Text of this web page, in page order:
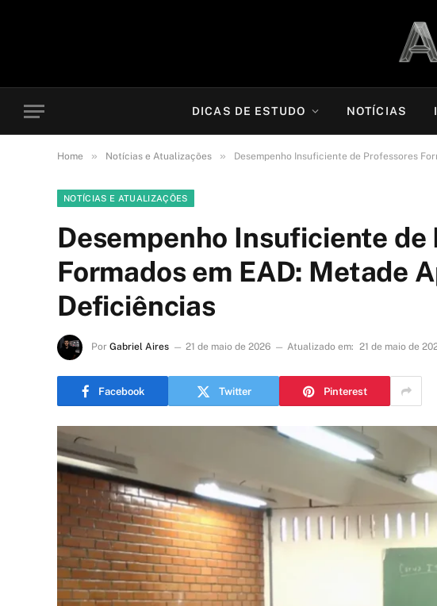
DICAS DE ESTUDO NOTÍCIAS
Home » Notícias e Atualizações » Desempenho Insuficiente de Professores
NOTÍCIAS E ATUALIZAÇÕES
Desempenho Insuficiente de
Formados em EAD: Metade
Deficiências
Por Gabriel Aires 21 de maio de 2026 Atualizado em: 21 de maio de
Facebook Twitter Pinterest